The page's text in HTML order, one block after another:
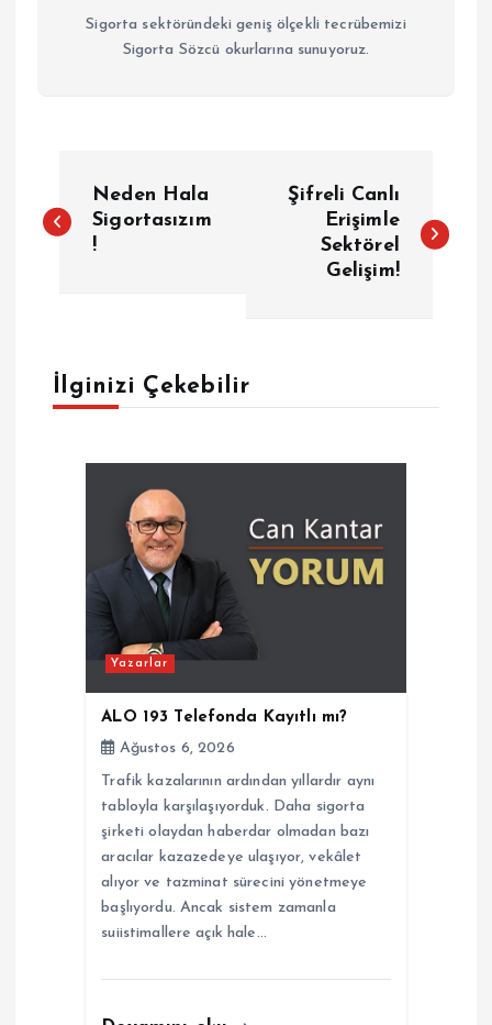
Sigorta sektöründeki geniş ölçekli tecrübemizi
Sigorta Sözcü okurlarına sunuyoruz.
a
g
Neden Hala
Sigortasızım
!
Şifreli Canlı
Erişimle
Sektörel
Gelişim!
İlginizi Çekebilir
Yazarlar
ALO 193 Telefonda Kayıtlı mı?
Ağustos 6, 2026
Trafik kazalarının ardından yıllardır aynı
tabloyla karşılaşıyorduk. Daha sigorta
şirketi olaydan haberdar olmadan bazı
aracılar kazazedeye ulaşıyor, vekâlet
alıyor ve tazminat sürecini yönetmeye
başlıyordu. Ancak sistem zamanla
suiistimallere açık hale…